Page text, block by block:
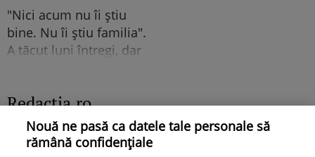
DUREROS detaliu:
"Singura cale era să
mă...”
"Nici acum nu îi știu
bine. Nu îi știu familia".
A tăcut luni întregi, dar
relația cu GINERELE EI,
Radu Siffredi. Nimeni
nu se aștepta să scoată
Redactia.ro
Nouă ne pasă ca datele tale personale să
rămână confidențiale